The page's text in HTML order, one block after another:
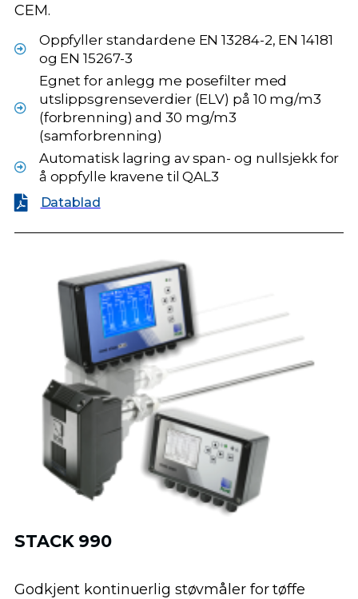
CEM.
Oppfyller standardene EN 13284-2, EN 14181
og EN 15267-3
Egnet for anlegg me posefilter med
utslippsgrenseverdier (ELV) på 10 mg/m3
(forbrenning) and 30 mg/m3
(samforbrenning)
Automatisk lagring av span- og nullsjekk for
å oppfylle kravene til QAL3
Datablad
STACK 990
Godkjent kontinuerlig støvmåler for tøffe